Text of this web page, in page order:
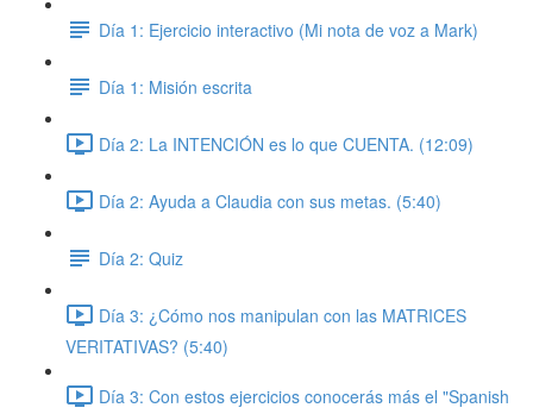
Día 1: Ejercicio interactivo (Mi nota de voz a Mark)
Día 1: Misión escrita
Día 2: La INTENCIÓN es lo que CUENTA. (12:09)
Día 2: Ayuda a Claudia con sus metas. (5:40)
Día 2: Quiz
Día 3: ¿Cómo nos manipulan con las MATRICES
VERITATIVAS? (5:40)
Día 3: Con estos ejercicios conocerás más el "Spanish